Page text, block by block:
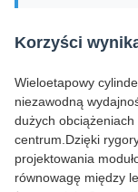
Korzyści
Wieloetapowy
niezawodną
dużych
centrum.Dzięki
projektowania
równowagę między